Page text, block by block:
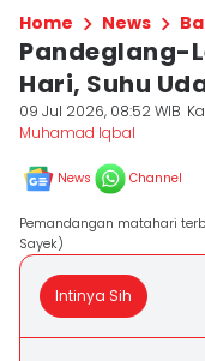
Home News
Pandeglang-
Hari, Suhu
09 Jul 2026, 08:52 WIB
Muhamad Iqbal
News Channel
Pemandangan matahari
Sayek)
Intinya Sih